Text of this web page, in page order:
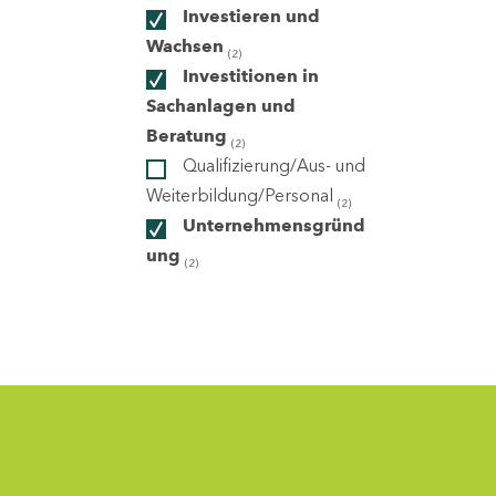
Investieren und
Wachsen (2)
Investitionen in
Sachanlagen und
Beratung (2)
Qualifizierung/Aus- und
Weiterbildung/Personal (2)
Unternehmensgründ
ung (2)